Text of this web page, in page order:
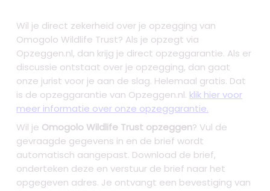
Wil je direct zekerheid over je opzegging van
Omogolo Wildlife Trust? Als je opzegt via
Opzeggen.nl, dan krijg je direct opzeggarantie. Als er
discussie ontstaat over je opzegging, dan gaat
onze jurist voor je aan de slag. Helemaal gratis. Dat
is de opzeggarantie van Opzeggen.nl. klik hier voor
meer informatie over onze opzeggarantie.
Wil je Omogolo Wildlife Trust opzeggen? Vul de
gevraagde gegevens in en de brief wordt
automatisch aangepast. Download de brief,
onderteken deze en verstuur de brief naar het
opgegeven adres. Je ontvangt een bevestiging van